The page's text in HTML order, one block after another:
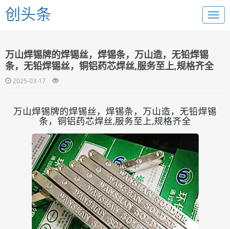
创头条
万山焊锡牌的焊锡丝，焊锡条，万山造，无铅焊锡
条，无铅焊锡丝，铜铝药芯焊丝,服务至上,规格齐全
2025-03-17
万山焊锡牌的焊锡丝，焊锡条，万山造，无铅焊锡
条，铜铝药芯焊丝,服务至上,规格齐全